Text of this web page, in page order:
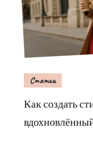
Статьи
Как создать